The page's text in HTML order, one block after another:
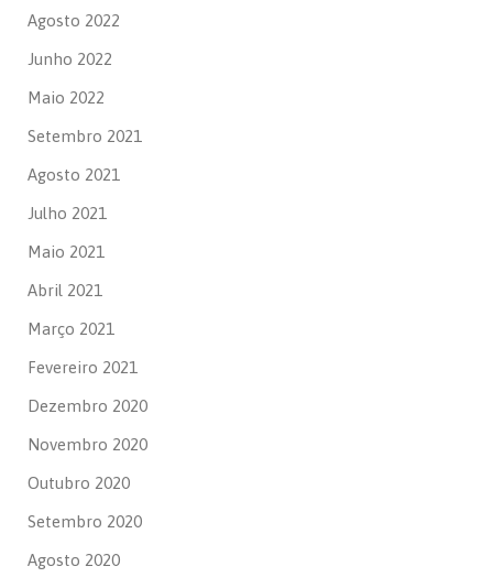
Agosto 2022
Junho 2022
Maio 2022
Setembro 2021
Agosto 2021
Julho 2021
Maio 2021
Abril 2021
Março 2021
Fevereiro 2021
Dezembro 2020
Novembro 2020
Outubro 2020
Setembro 2020
Agosto 2020